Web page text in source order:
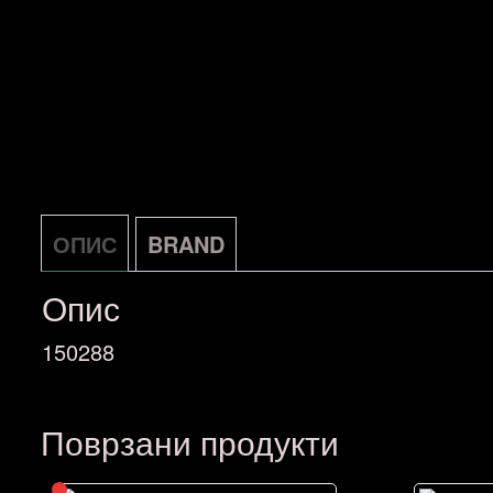
ОПИС BRAND
Опис
150288
Поврзани продукти